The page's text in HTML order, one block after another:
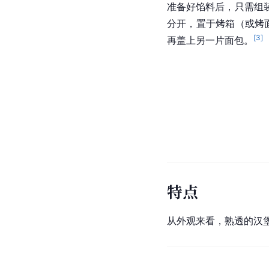
准备好馅料后，只需组
分开，置于烤箱（或烤
再盖上另一片面包。
[3]
特点
从外观来看，熟透的汉